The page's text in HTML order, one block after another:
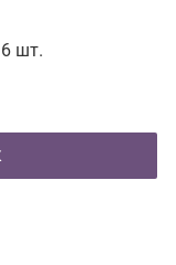
шт.